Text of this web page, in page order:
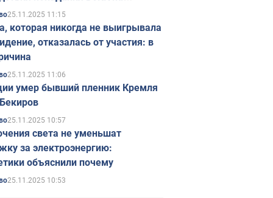
в Киеве. Фото
25.11.2025 11:15
которая никогда не выигрывала
отказалась от участия: в
25.11.2025 11:06
умер бывший пленник Кремля
25.11.2025 10:57
света не уменьшат
за электроэнергию:
объяснили почему
25.11.2025 10:53